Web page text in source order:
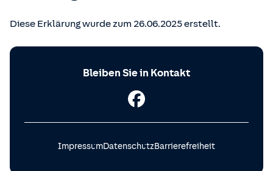
Diese Erklärung wurde zum 26.06.2025 erstellt.
Bleiben Sie in Kontakt
ImpressumDatenschutzBarrierefreiheit